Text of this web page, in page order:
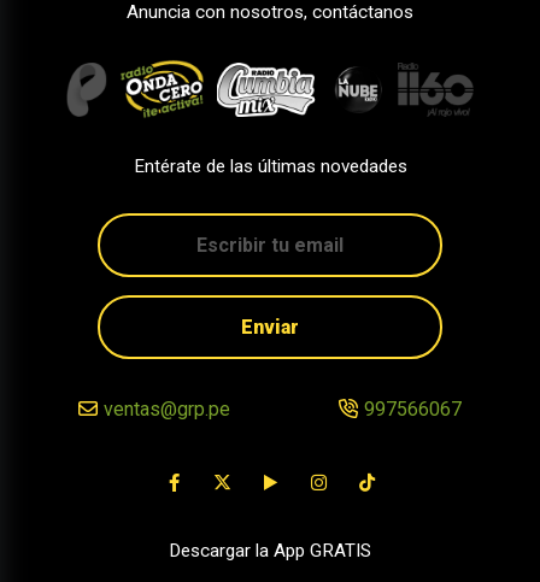
Anuncia con nosotros, contáctanos
Entérate de las últimas novedades
Enviar
ventas@grp.pe 997566067
Descargar la App GRATIS